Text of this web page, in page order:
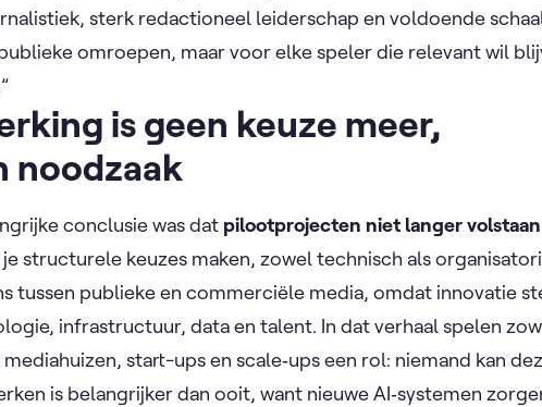
sterk redactioneel leiderschap en voldoende
omroepen, maar voor elke speler die relevant wil
is geen keuze meer,
noodzaak
conclusie was dat pilootprojecten niet langer volstaan
structurele keuzes maken, zowel technisch als
tussen publieke en commerciële media, omdat innovatie
infrastructuur, data en talent. In dat verhaal spelen
start-ups en scale‑ups een rol: niemand kan
is belangrijker dan ooit, want nieuwe AI‑systemen